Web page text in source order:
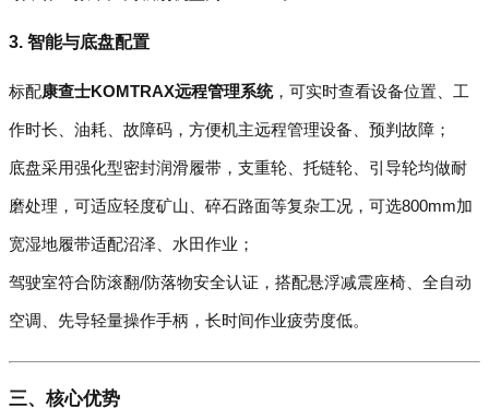
3. 智能与底盘配置
标配康查士KOMTRAX远程管理系统，可实时查看设备位置、工
作时长、油耗、故障码，方便机主远程管理设备、预判故障；
底盘采用强化型密封润滑履带，支重轮、托链轮、引导轮均做耐
磨处理，可适应轻度矿山、碎石路面等复杂工况，可选800mm加
宽湿地履带适配沼泽、水田作业；
驾驶室符合防滚翻/防落物安全认证，搭配悬浮减震座椅、全自动
空调、先导轻量操作手柄，长时间作业疲劳度低。
三、核心优势